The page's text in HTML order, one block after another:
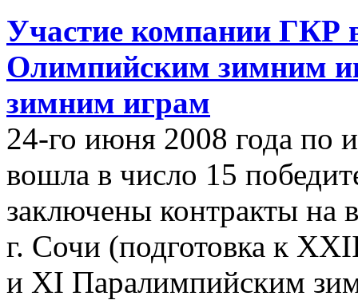
Участие компании ГКР
Олимпийским зимним
зимним играм
24-го июня 2008 года по
вошла в число 15
заключены контракты на
г. Сочи (подготовка к
и XI Паралимпийским